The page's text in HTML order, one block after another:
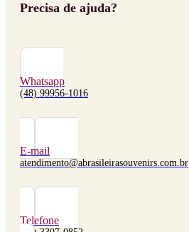
Precisa de ajuda?
Whatsapp
(48) 99956-1016
E-mail
atendimento@abrasileirasouvenirs.com.br
Telefone